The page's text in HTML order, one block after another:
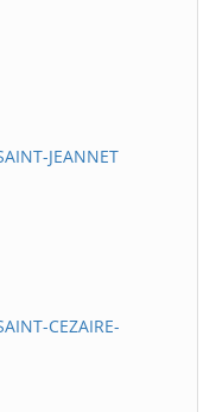
JEANNET
CEZAIRE-